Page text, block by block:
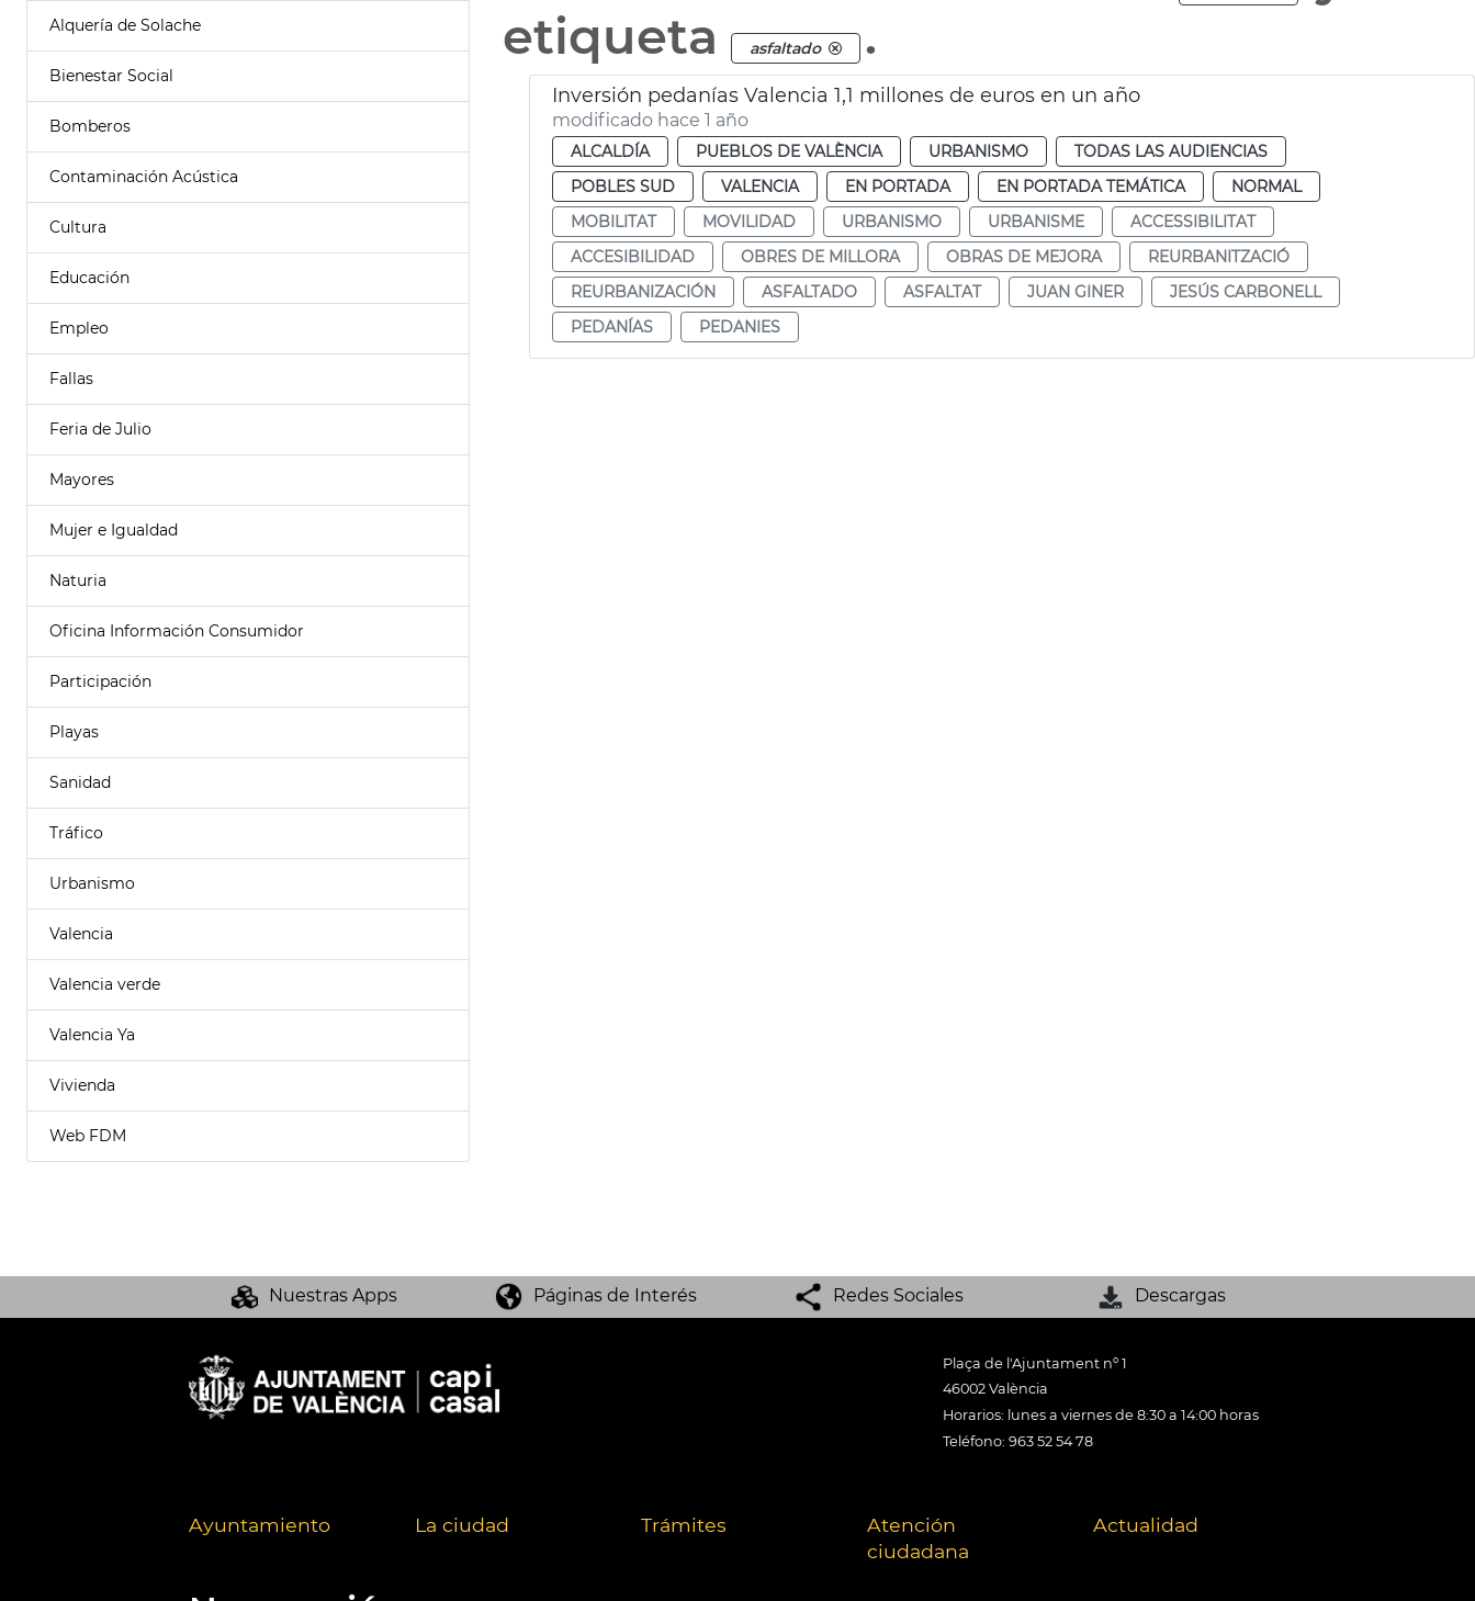
Alquería de Solache
Bienestar Social
Bomberos
Contaminación Acústica
Cultura
Educación
Empleo
Fallas
Feria de Julio
Mayores
Mujer e Igualdad
Naturia
Oficina Información Consumidor
Participación
Playas
Sanidad
Tráfico
Urbanismo
Valencia
Valencia verde
Valencia Ya
Vivienda
Web FDM
etiqueta
asfaltado .
Inversión pedanías Valencia 1,1 millones de euros en un año
modificado hace 1 año
ALCALDÍA PUEBLOS DE VALÈNCIA URBANISMO
TODAS LAS AUDIENCIAS
POBLES SUD
VALENCIA EN PORTADA EN PORTADA TEMÁTICA
NORMAL
MOBILITAT
MOVILIDAD URBANISMO URBANISME
ACCESSIBILITAT
ACCESIBILIDAD
OBRES DE MILLORA OBRAS DE MEJORA
REURBANITZACIÓ
REURBANIZACIÓN
ASFALTADO ASFALTAT JUAN GINER
JESÚS CARBONELL
PEDANÍAS
PEDANIES
Nuestras Apps Páginas de Interés Redes Sociales Descargas
Plaça de l'Ajuntament nº 1
46002 València
Horarios: lunes a viernes de 8:30 a 14:00 horas
Teléfono: 963 52 54 78
Ayuntamiento La ciudad Trámites
Atención
ciudadana
Actualidad